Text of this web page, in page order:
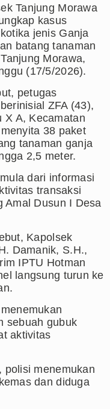
Hanya Aktif Saat
Karakter Anak
1 Batang
Ancam
2026 Pukul
Sabtu 8 Agustus
Agustus 2026 di
TK Kemala
Ekonomi
Hanya Aktif Saat
Karakter Anak
1 Batang
Tanjung Morawa
kasus
jenis Ganja
batang tanaman
Morawa,
(17/5/2026).
petugas
ZFA (43),
X A, Kecamatan
38 paket
tanaman ganja
2,5 meter.
dari informasi
transaksi
Amal Dusun I Desa
Kapolsek
Damanik, S.H.,
IPTU Hotman
langsung turun ke
sebuah gubuk
aktivitas
polisi menemukan
dan diduga